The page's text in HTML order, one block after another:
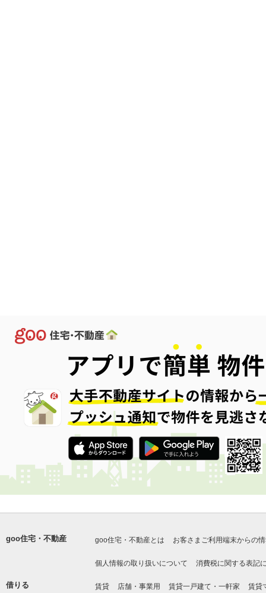
goo住宅・不動産 goo住宅・不動産とは お客さまご利用端末からの
個人情報の取り扱いについて 消費税に関する表記
借りる 賃貸 店舗・事業用 賃貸一戸建て・一軒家 賃貸